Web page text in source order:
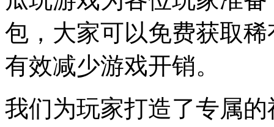
包，大家可以免费获取
有效减少游戏开销。
我们为玩家打造了专属